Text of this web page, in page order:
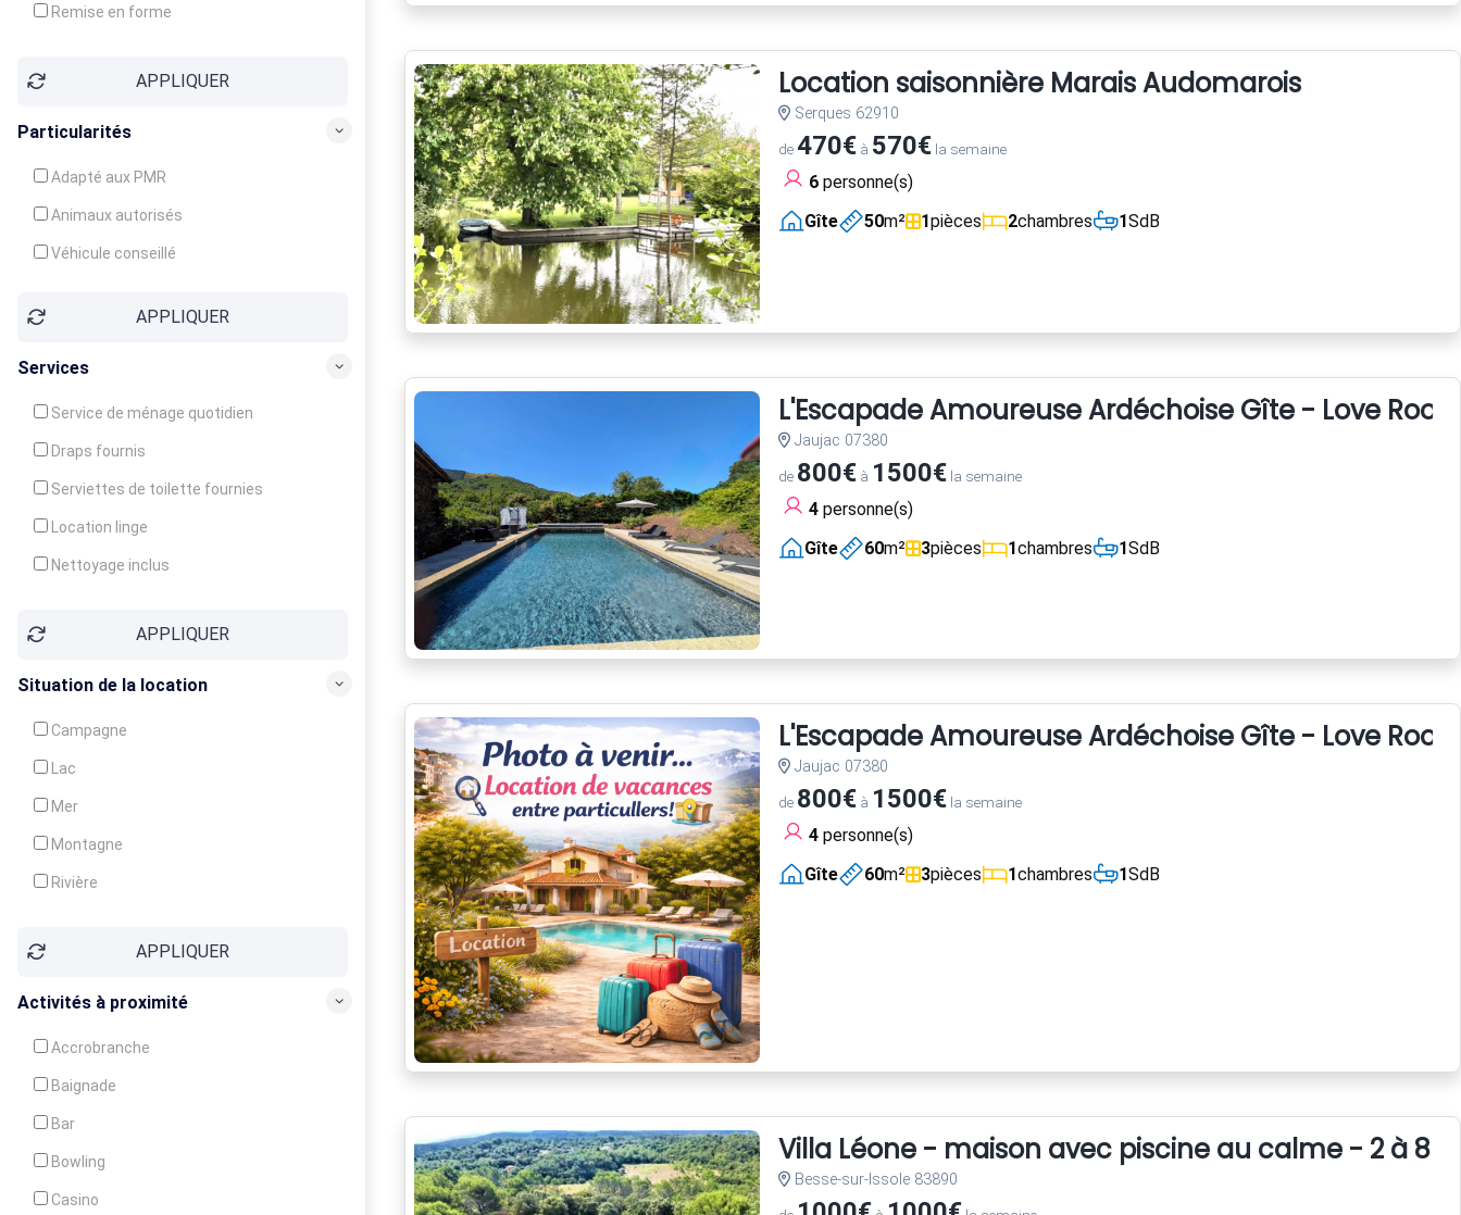
Remise en forme
Soins du corpsAPPLIQUER
Particularités
Adapté aux PMR
Animaux autorisés
Véhicule conseillé
APPLIQUER
Services
Service de ménage quotidien
Draps fournis
Serviettes de toilette fournies
Location linge
Nettoyage inclus
Garde d'enfants
Crèche
APPLIQUER
Situation de la location
Campagne
Lac
Mer
Montagne
Rivière
APPLIQUER
Activités à proximité
Accrobranche
Baignade
Bar
Bowling
Casino
Location saisonnière Marais Audomarois
Serques 62910
de470€à 570€la semaine
6personne(s)
Gîte
50m² 1pièces 2chambres 1SdB
L'Escapade Amoureuse Ardéchoise Gîte - Love
Jaujac 07380
de 800€à 1500€la semaine
4personne(s)
Gîte
60m² 3pièces 1chambres 1SdB
L'Escapade Amoureuse Ardéchoise Gîte - Love
Jaujac 07380
de 800€à 1500€la semaine
4personne(s)
Gîte
60m² 3pièces 1chambres 1SdB
Villa Léone - maison avec piscine au calme - 2 à 8
Besse-sur-Issole 83890